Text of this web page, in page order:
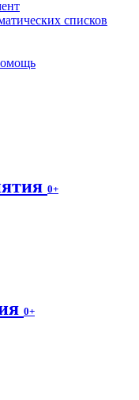
списков
0+
0+